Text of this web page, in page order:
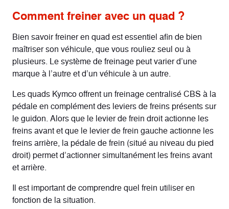
Comment freiner avec un quad ?
Bien savoir freiner en quad est essentiel afin de bien
maîtriser son véhicule, que vous rouliez seul ou à
plusieurs. Le système de freinage peut varier d’une
marque à l’autre et d’un véhicule à un autre.
Les quads Kymco offrent un freinage centralisé CBS à la
pédale en complément des leviers de freins présents sur
le guidon. Alors que le levier de frein droit actionne les
freins avant et que le levier de frein gauche actionne les
freins arrière, la pédale de frein (situé au niveau du pied
droit) permet d’actionner simultanément les freins avant
et arrière.
Il est important de comprendre quel frein utiliser en
fonction de la situation.